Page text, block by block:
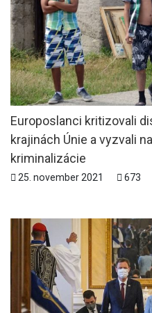
Europoslanci kritizovali
krajinách Únie a vyzvali
kriminalizácie
25. november 2021 673